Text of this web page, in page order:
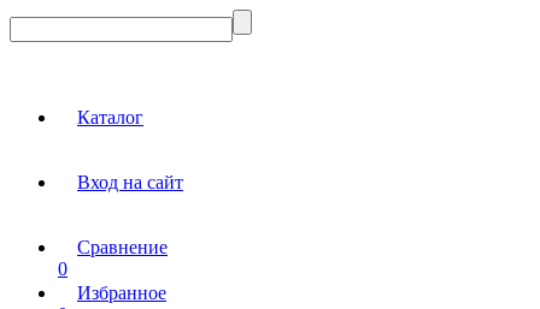
Каталог
Вход на сайт
Сравнение
0
Избранное